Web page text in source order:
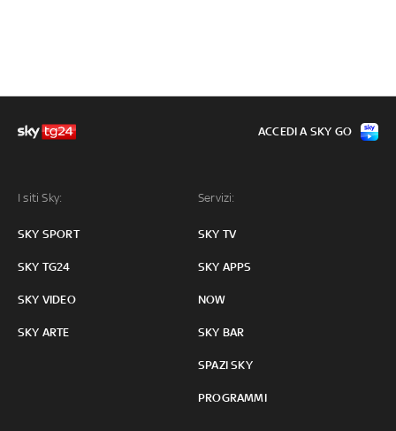
I siti Sky:
SKY SPORT
SKY TG24
SKY VIDEO
SKY ARTE
Servizi:
SKY TV
SKY APPS
NOW
SKY BAR
SPAZI SKY
PROGRAMMI
ACCEDI A SKY GO